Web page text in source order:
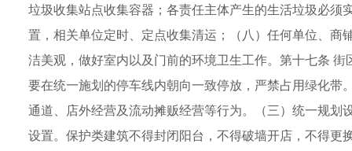
垃圾收集站点收集容器；各责任主体产生的生活垃圾必
置，相关单位定时、定点收集清运；（八）任何单位、
洁美观，做好室内以及门前的环境卫生工作。第十七条
要在统一施划的停车线内朝向一致停放，严禁占用绿化
通道、店外经营及流动摊贩经营等行为。（三）统一规
设置。保护类建筑不得封闭阳台，不得破墙开店，不得